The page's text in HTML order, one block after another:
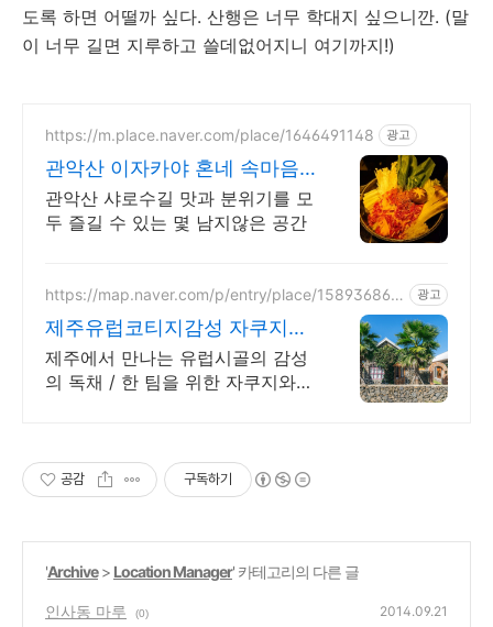
도록 하면 어떨까 싶다. 산행은 너무 학대지 싶으니깐. (말
이 너무 길면 지루하고 쓸데없어지니 여기까지!)
https://m.place.naver.com/place/1646491148 광고
관악산 이자카야 혼네 속마음
을 나누는 공간
관악산 샤로수길 맛과 분위기를 모
두 즐길 수 있는 몇 남지않은 공간
https://map.naver.com/p/entry/place/158936865
광고
제주유럽코티지감성 자쿠지독
채 프라이빗 제주여행, 유럽감
성
제주에서 만나는 유럽시골의 감성
의 독채 / 한 팀을 위한 자쿠지와
큐공감 구독하기
'Archive> Location Manager' 카테고리의 다른 글
인사동 마루 (0) 2014.09.21